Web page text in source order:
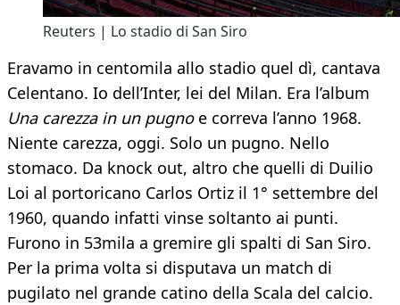
Reuters | Lo stadio di San Siro
Eravamo in centomila allo stadio quel dì, cantava
Celentano. Io dell’Inter, lei del Milan. Era l’album
Una carezza in un pugnoe correva l’anno 1968.
Niente carezza, oggi. Solo un pugno. Nello
stomaco. Da knock out, altro che quelli di Duilio
Loi al portoricano Carlos Ortiz il 1° settembre del
1960, quando infatti vinse soltanto ai punti.
Furono in 53mila a gremire gli spalti di San Siro.
Per la prima volta si disputava un match di
pugilato nel grande catino della Scala del calcio.